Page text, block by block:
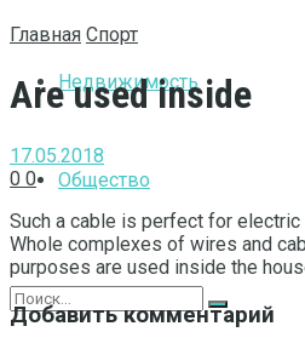
Недвижимость
Общество
Главная Спорт
Are used inside
17.05.2018
0 0
Such a cable is perfect for
Whole complexes of wires and
purposes are used inside the
Добавить комментарий